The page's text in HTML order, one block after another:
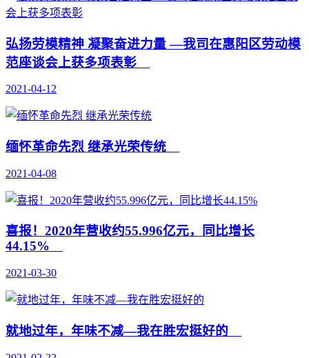
弘扬劳模精神 凝聚奋进力量 —我司在惠阳区劳动模
范座谈会上获多项表彰
2021-04-12
缅怀革命先烈 继承光荣传统
2021-04-08
喜报！2020年营收约55.996亿元，同比增长
44.15%
2021-03-30
就地过年，年味不减—我在胜宏挺好的